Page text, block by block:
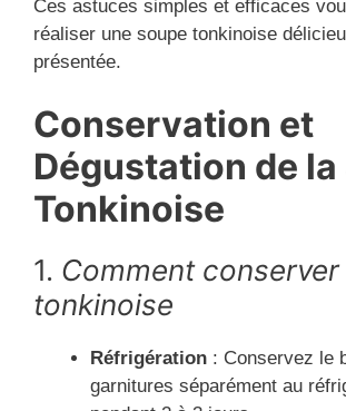
Ces astuces simples et efficaces
réaliser une soupe tonkinoise
présentée.
Conservation et
Dégustation de la
Tonkinoise
1. Comment
tonkinoise
Réfrigération : Conservez le
garnitures séparément au